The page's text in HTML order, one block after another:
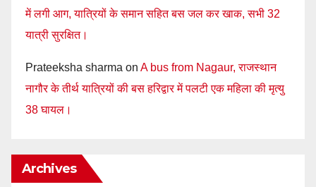
में लगी आग, यात्रियों के समान सहित बस जल कर खाक, सभी 32
यात्री सुरक्षित।
Prateeksha sharma on A bus from Nagaur, राजस्थान
नागौर के तीर्थ यात्रियों की बस हरिद्वार में पलटी एक महिला की मृत्यु
38 घायल।
Archives